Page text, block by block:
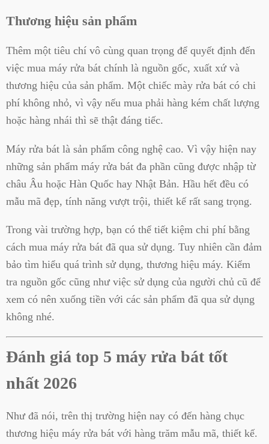
Thương hiệu sản phẩm
Thêm một tiêu chí vô cùng quan trọng để quyết định đến
việc mua máy rửa bát chính là nguồn gốc, xuất xứ và
thương hiệu của sản phẩm. Một chiếc mày rửa bát có chi
phí không nhỏ, vì vậy nếu mua phải hàng kém chất lượng
hoặc hàng nhái thì sẽ thật đáng tiếc.
Máy rửa bát là sản phẩm công nghệ cao. Vì vậy hiện nay
những sản phẩm máy rửa bát đa phần cũng được nhập từ
châu Âu hoặc Hàn Quốc hay Nhật Bản. Hầu hết đều có
mẫu mã đẹp, tính năng vượt trội, thiết kế rất sang trọng.
Trong vài trường hợp, bạn có thể tiết kiệm chi phí bằng
cách mua máy rửa bát đã qua sử dụng. Tuy nhiên cần đảm
bảo tìm hiểu quá trình sử dụng, thương hiệu máy. Kiểm
tra nguồn gốc cũng như việc sử dụng của người chủ cũ để
xem có nên xuống tiền với các sản phẩm đã qua sử dụng
không nhé.
Đánh giá top 5 máy rửa bát tốt
nhất 2026
Như đã nói, trên thị trường hiện nay có đến hàng chục
thương hiệu máy rửa bát với hàng trăm mẫu mã, thiết kế.